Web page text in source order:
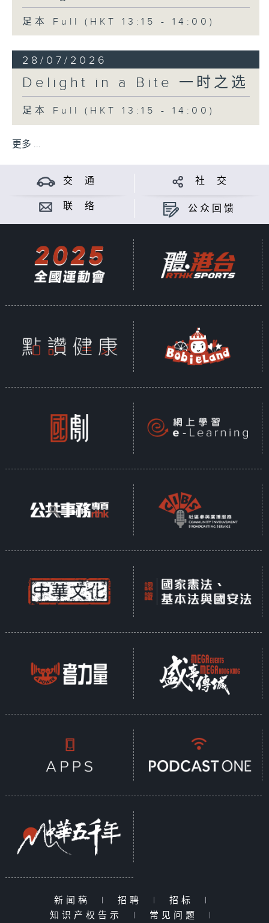
足本 Full (HKT 13:15 - 14:00)
28/07/2026
Delight in a Bite 一时之选
足本 Full (HKT 13:15 - 14:00)
更多 ...
交 通 社 交
联 络 公众回馈
新闻稿 | 招聘 | 招标
|
知识产权告示
| 常见问题 |